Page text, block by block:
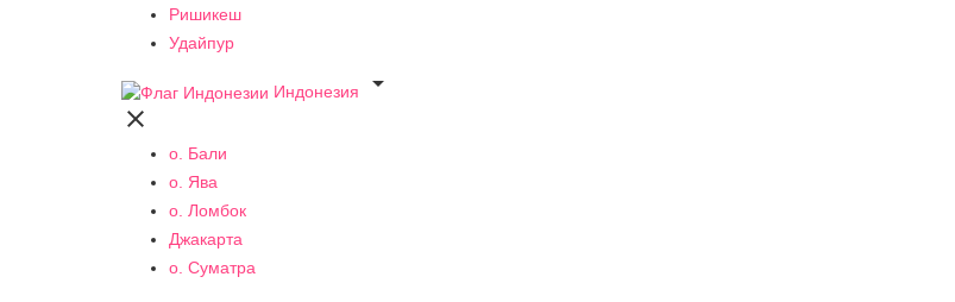
Ришикеш
Удайпур
Индонезия


о. Бали
о. Ява
о. Ломбок
Джакарта
о. Суматра